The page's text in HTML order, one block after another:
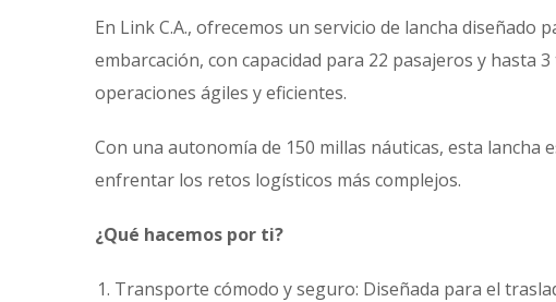
En Link C.A., ofrecemos un servicio de lancha
embarcación, con capacidad para 22 pasajeros y hasta
operaciones ágiles y eficientes.
Con una autonomía de 150 millas náuticas, esta
enfrentar los retos logísticos más complejos.
¿Qué hacemos por ti?
Transporte cómodo y seguro: Diseñada para el